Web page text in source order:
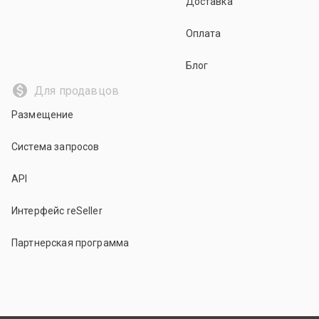
Оплата
Блог
Для продавцов
Размещение
Система запросов
API
Интерфейс reSeller
Партнерская программа